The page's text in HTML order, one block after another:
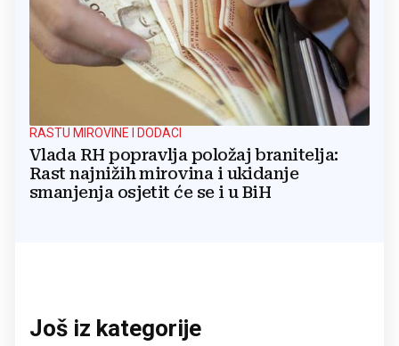
RASTU MIROVINE I DODACI
Vlada RH popravlja položaj branitelja:
Rast najnižih mirovina i ukidanje
smanjenja osjetit će se i u BiH
Još iz kategorije